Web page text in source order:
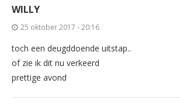
WILLY
25 oktober 2017 - 20:16
toch een deugddoende uitstap..
of zie ik dit nu verkeerd
prettige avond